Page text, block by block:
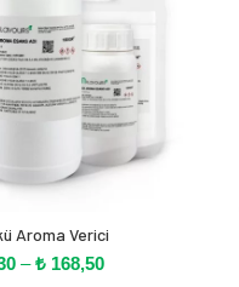
Aroma Verici
–₺168,50Fiyat